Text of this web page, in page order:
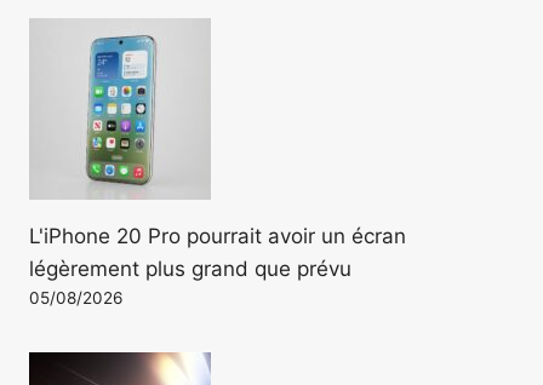
L'iPhone 20 Pro pourrait avoir un écran
légèrement plus grand que prévu
05/08/2026